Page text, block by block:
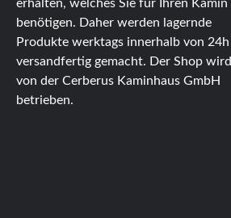
erhalten, welches Sie für Ihren Kamin
benötigen. Daher werden lagernde
Produkte werktags innerhalb von 24h
versandfertig gemacht. Der Shop wird
von der Cerberus Kaminhaus GmbH
betrieben.